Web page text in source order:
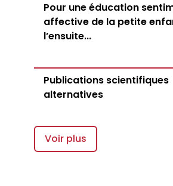
Pour une éducation
affective de la petite
l’ensuite...
Publications scientifiques
alternatives
Voir plus